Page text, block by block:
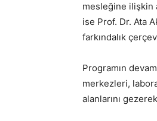
mesleğine ilişkin
ise Prof. Dr. Ata
farkındalık
Programın
merkezleri,
alanlarını